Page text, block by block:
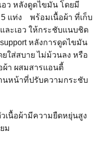
ว หลังดูดไขมัน โดยมี
แท่ง พร้อมเนื้อผ้า ที่เก็บ
ละเอว ให้กระชับแนบชิด
หลังการดูดไขมัน
ใส่สบาย ไม่ม้วนลง หรือ
ผ้า ผสมสารแอนตี้
นหน้าที่ปรับความกระชับ
เนื้อผ้ามีความยืดหยุ่นสูง
ม